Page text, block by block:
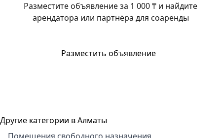
Разместите объявление за 1 000 ₸ и найдите
арендатора или партнёра для соаренды
Разместить объявление
Другие категории в Алматы